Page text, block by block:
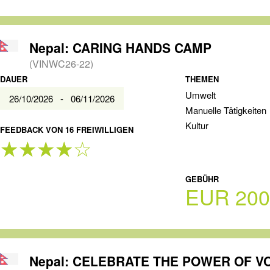
Nepal: CARING HANDS CAMP
(VINWC26-22)
DAUER
26/10/2026 - 06/11/2026
FEEDBACK VON 16 FREIWILLIGEN
THEMEN
Umwelt
Manuelle Tätigkeiten
Kultur
GEBÜHR
EUR 200